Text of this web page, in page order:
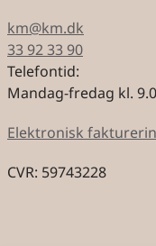
km@km.dk
33 92 33 90
Telefontid:
Mandag-fredag kl.
Elektronisk
CVR: 59743228